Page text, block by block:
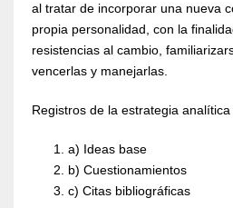
al tratar de incorporar una nueva
propia personalidad, con la
resistencias al cambio,
vencerlas y manejarlas.
Registros de la estrategia
a) Ideas base
b) Cuestionamientos
c) Citas bibliográficas